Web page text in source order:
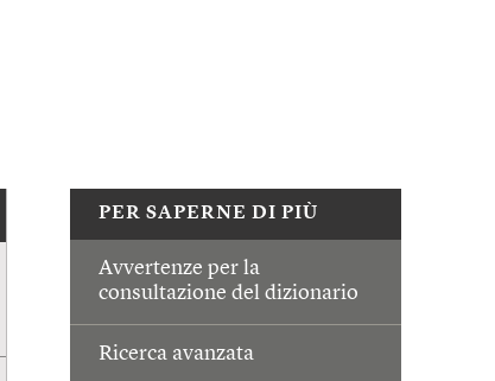
PER SAPERNE DI PIÙ
Avvertenze per la
consultazione del dizionario
Ricerca avanzata